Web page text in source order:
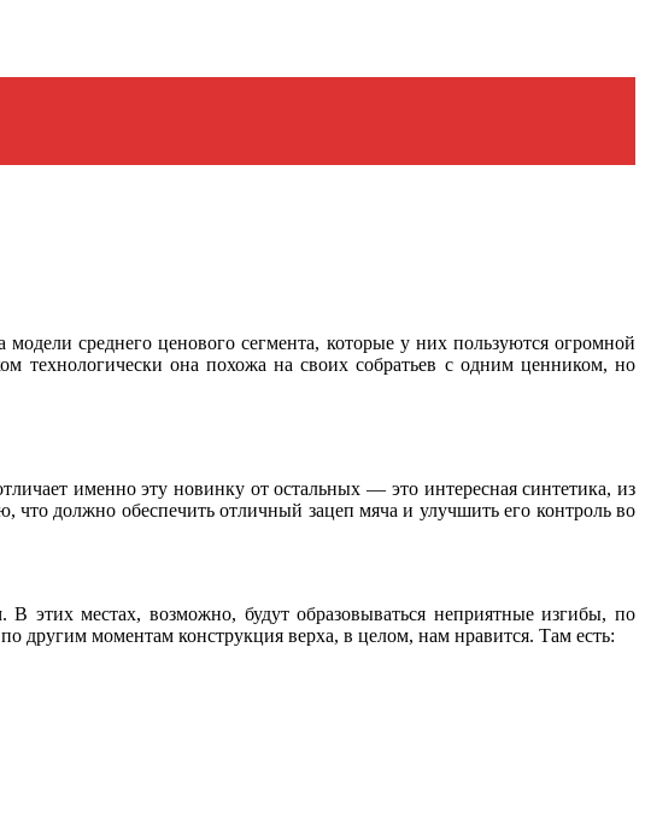
среднего ценового сегмента, которые у них пользуются огромной
технологически она похожа на своих собратьев с одним ценником, но
именно эту новинку от остальных — это интересная синтетика, из
должно обеспечить отличный зацеп мяча и улучшить его контроль во
этих местах, возможно, будут образовываться неприятные изгибы, по
моментам конструкция верха, в целом, нам нравится. Там есть: